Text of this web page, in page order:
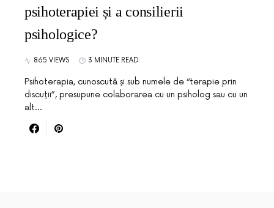
psihoterapiei și a consilierii
psihologice?
865 VIEWS 3 MINUTE READ
Psihoterapia, cunoscută și sub numele de “terapie prin
discuții”, presupune colaborarea cu un psiholog sau cu un
alt…